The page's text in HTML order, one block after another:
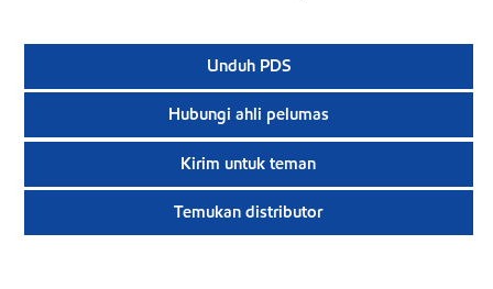
Unduh PDS
Hubungi ahli pelumas
Kirim untuk teman
Temukan distributor